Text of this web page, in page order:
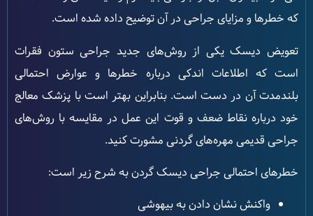
که خطرها و مزایای جراحی در آن توضیح داده شده است.
تعویض دیسک یکی از روش‌های جدید جراحی ستون فقرات
است که اطلاعات اندکی درباره خطرها و عوارض احتمالی
بلندمدت آن در دست است. بنابراین بهتر است با پزشک معالج
خود درباره نقاط ضعف و قوت این عمل در مقایسه با روش‌های
جراحی قدیمی مهره‌های گردنی مشورت کنید.
خطرهای احتمالی جراحی دیسک گردن به شرح زیر است:
واکنش نشان دادن به بیهوشی